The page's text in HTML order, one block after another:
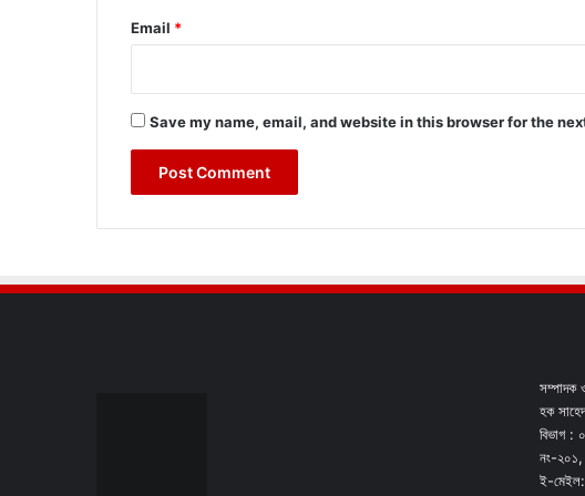
Email *
Save my name, email, and website in this browser for the
সম্পাদক
হক
বিভাগ :
নং-
ই-